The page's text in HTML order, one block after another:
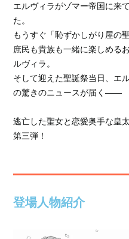
エルヴィラがゾマー帝国に来
た。
もうすぐ「恥ずかしがり屋の
庶民も貴族も一緒に楽しめる
ルヴィラ。
そして迎えた聖誕祭当日、エ
の驚きのニュースが届く――
逃亡した聖女と恋愛奥手な皇
第三弾！
登場人物紹介